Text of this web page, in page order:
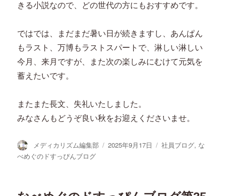
きる小説なので、どの世代の方にもおすすめです。
ではでは、まだまだ暑い日が続きますし、あんぱん
もラスト、万博もラストスパートで、淋しい淋しい
今月、来月ですが、また次の楽しみにむけて元気を
蓄えたいです。
またまた長文、失礼いたしました。
みなさんもどうぞ良い秋をお迎えくださいませ。
投
稿
メディカリズム編集部
投
2025年9月17日
カ
社員ブログ, な
べめぐのドすっぴんブログ